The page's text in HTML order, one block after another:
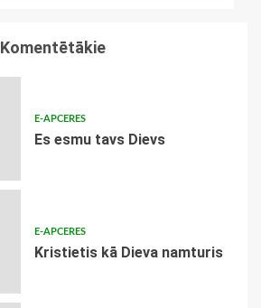
Komentētākie
E-APCERES
Es esmu tavs Dievs
E-APCERES
Kristietis kā Dieva namturis